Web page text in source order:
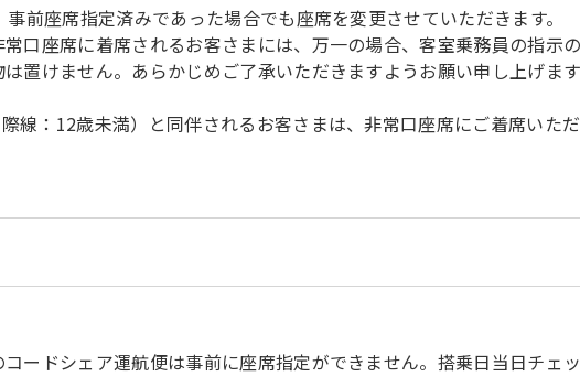
前座席指定済みであった場合でも座席を変更させていただきます。
口座席に着席されるお客さまには、万一の場合、客室乗務員の指示
置けません。あらかじめご了承いただきますようお願い申し上げます
線：12歳未満）と同伴されるお客さまは、非常口座席にご着席いただ
ードシェア運航便は事前に座席指定ができません。搭乗日当日チェ